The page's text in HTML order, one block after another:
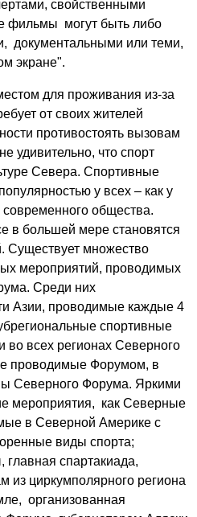
свойственными
фильмы могут быть либо
документальными или теми,
экране".
для проживания из-за
от своих жителей
противостоять вызовам
удивительно, что спорт
Севера. Спортивные
у всех – как у
общества.
в большей мере становятся
Существует множество
мероприятий, проводимых
Среди них
Азии, проводимые каждые 4
спортивные
во всех регионах Северного
проводимые Форумом, в
Северного Форума. Яркими
мероприятия, как Северные
в Северной Америке с
виды спорта;
спартакиада,
из циркумполярного региона
организованная